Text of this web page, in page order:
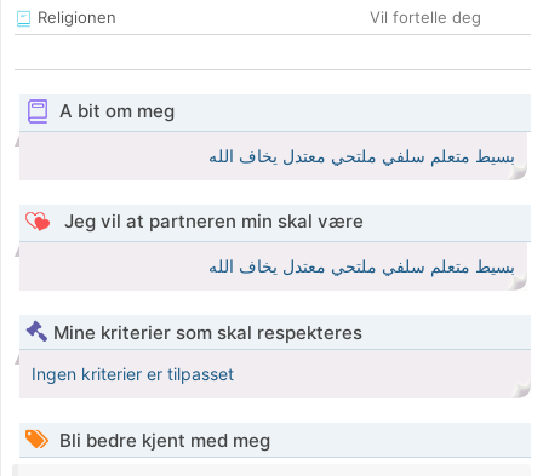
Religionen
Vil fortelle deg
A bit om meg
بسيط متعلم سلفي ملتحي معتدل يخاف الله
Jeg vil at partneren min skal være
بسيط متعلم سلفي ملتحي معتدل يخاف الله
Mine kriterier som skal respekteres
Ingen kriterier er tilpasset
Bli bedre kjent med meg